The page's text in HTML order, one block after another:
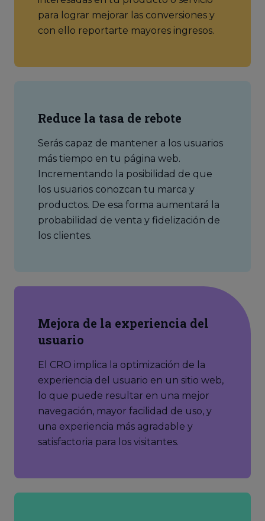
para lograr mejorar las conversiones y
con ello reportarte mayores ingresos.
Reduce la tasa de rebote
Serás capaz de mantener a los usuarios
más tiempo en tu página web.
Incrementando la posibilidad de que
los usuarios conozcan tu marca y
productos. De esa forma aumentará la
probabilidad de venta y fidelización de
los clientes.
Mejora de la experiencia del
usuario
El CRO implica la optimización de la
experiencia del usuario en un sitio web,
lo que puede resultar en una mejor
navegación, mayor facilidad de uso, y
una experiencia más agradable y
satisfactoria para los visitantes.